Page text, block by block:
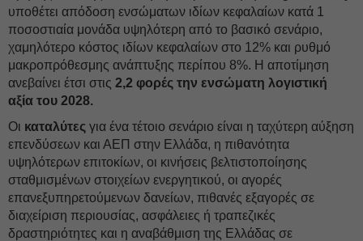
υποθέτει απόδοση ενσώματων ιδίων κεφαλαίων κατά 1
ποσοστιαία μονάδα υψηλότερη από το βασικό σενάριο,
χαμηλότερο κόστος ιδίων κεφαλαίων στο 12% και ρυθμό
μακροπρόθεσμης ανάπτυξης περίπου 8%. Η αποτίμηση
ανεβαίνει έτσι στις 2,2 φορές την ενσώματη λογιστική
αξία του 2028.
Οι καταλύτες για ένα τέτοιο σενάριο είναι η ταχύτερη αύξηση
επενδύσεων και ΑΕΠ στην Ελλάδα, η πιθανότητα
υψηλότερων επιτοκίων, οι κινήσεις βελτιστοποίησης
σταθμισμένων στοιχείων ενεργητικού, οι αγορές
επανεξυπηρετούμενων δανείων, πιθανές εξαγορές σε
διαχείριση περιουσίας, ασφάλειες ή τραπεζικές
δραστηριότητες και η αναβάθμιση της Ελλάδας σε